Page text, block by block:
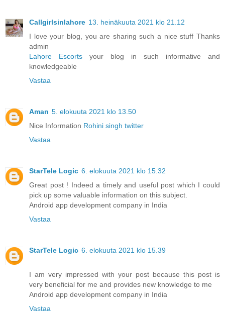
Callgirlsinlahore 13. heinäkuuta 2021 klo 21.12
I love your blog, you are sharing such a nice stuff Thanks
admin
Lahore Escorts your blog in such informative and
knowledgeable
Vastaa
Aman 5. elokuuta 2021 klo 13.50
Nice Information Rohini singh twitter
Vastaa
StarTele Logic 6. elokuuta 2021 klo 15.32
Great post ! Indeed a timely and useful post which I could
pick up some valuable information on this subject.
Android app development company in India
Vastaa
StarTele Logic 6. elokuuta 2021 klo 15.39
I am very impressed with your post because this post is
very beneficial for me and provides new knowledge to me
Android app development company in India
Vastaa